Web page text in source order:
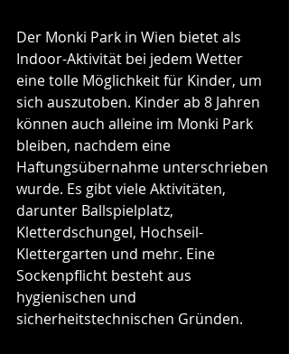
Der Monki Park in Wien bietet als
Indoor-Aktivität bei jedem Wetter
eine tolle Möglichkeit für Kinder, um
sich auszutoben. Kinder ab 8 Jahren
können auch alleine im Monki Park
bleiben, nachdem eine
Haftungsübernahme unterschrieben
wurde. Es gibt viele Aktivitäten,
darunter Ballspielplatz,
Kletterdschungel, Hochseil-
Klettergarten und mehr. Eine
Sockenpflicht besteht aus
hygienischen und
sicherheitstechnischen Gründen.